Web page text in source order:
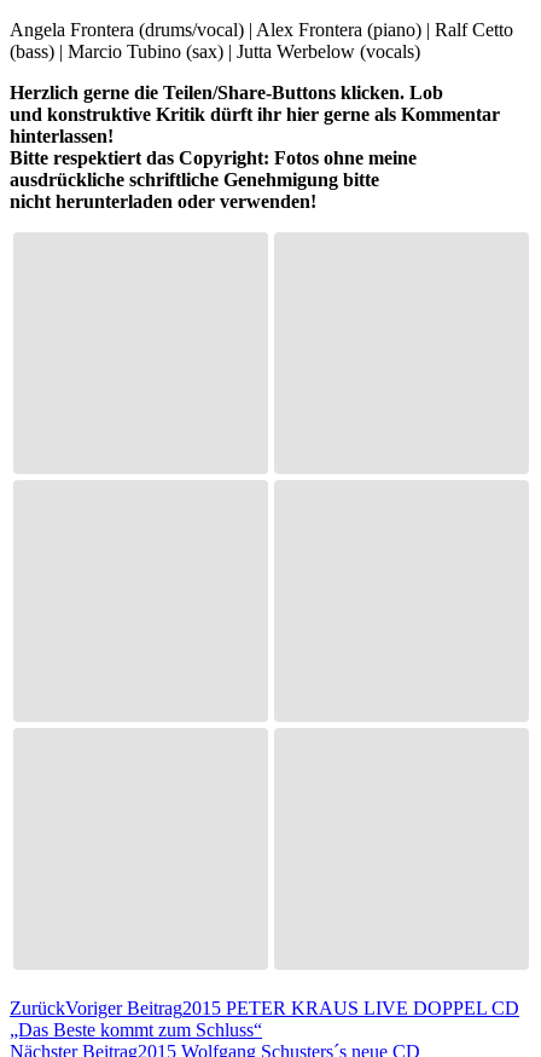
Angela Frontera (drums/vocal) | Alex Frontera (piano) | Ralf Cetto
(bass) | Marcio Tubino (sax) | Jutta Werbelow (vocals)
Herzlich gerne die Teilen/Share-Buttons klicken. Lob
und konstruktive Kritik dürft ihr hier gerne als Kommentar
hinterlassen!
Bitte respektiert das Copyright: Fotos ohne meine
ausdrückliche schriftliche Genehmigung bitte
nicht herunterladen oder verwenden!
ZurückVoriger Beitrag2015 PETER KRAUS LIVE DOPPEL CD
„Das Beste kommt zum Schluss“
Nächster Beitrag2015 Wolfgang Schusters´s neue CD